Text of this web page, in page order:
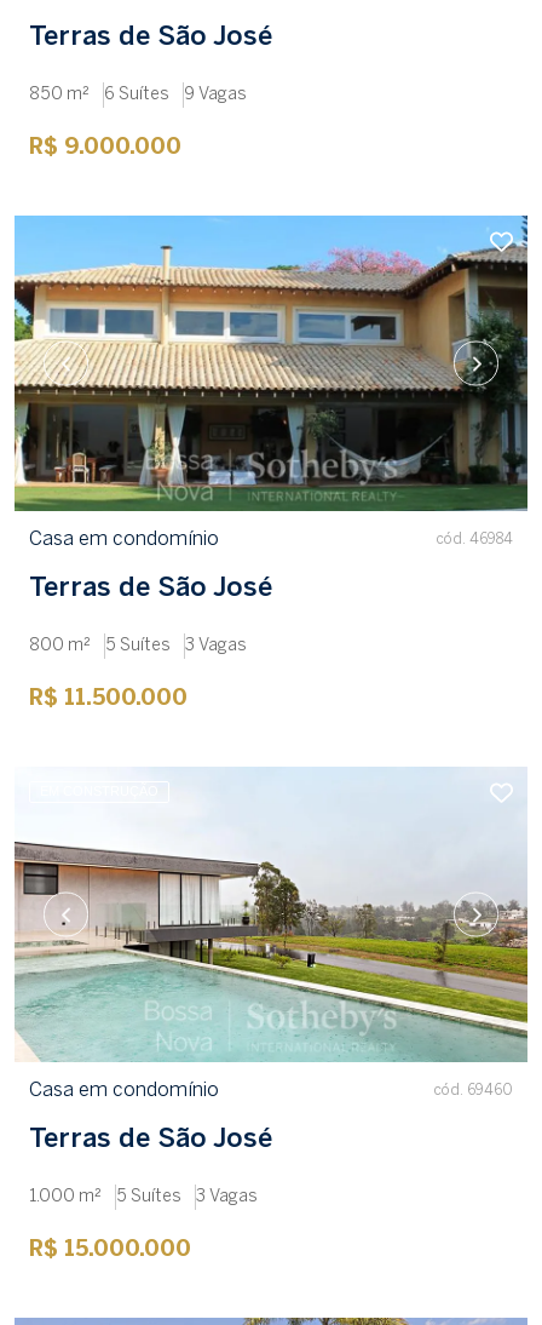
Terras de São José
850 m² 6 Suítes 9 Vagas
R$ 9.000.000
Casa em condomínio cód. 46984
Terras de São José
800 m² 5 Suítes 3 Vagas
R$ 11.500.000
Casa em condomínio cód. 69460
Terras de São José
1.000 m² 5 Suítes 3 Vagas
R$ 15.000.000